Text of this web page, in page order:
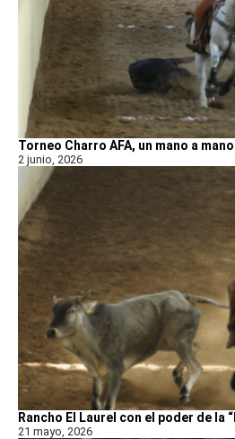
Torneo Charro AFA, un mano a
2 junio, 2026
Rancho El Laurel con el poder de la
21 mayo, 2026